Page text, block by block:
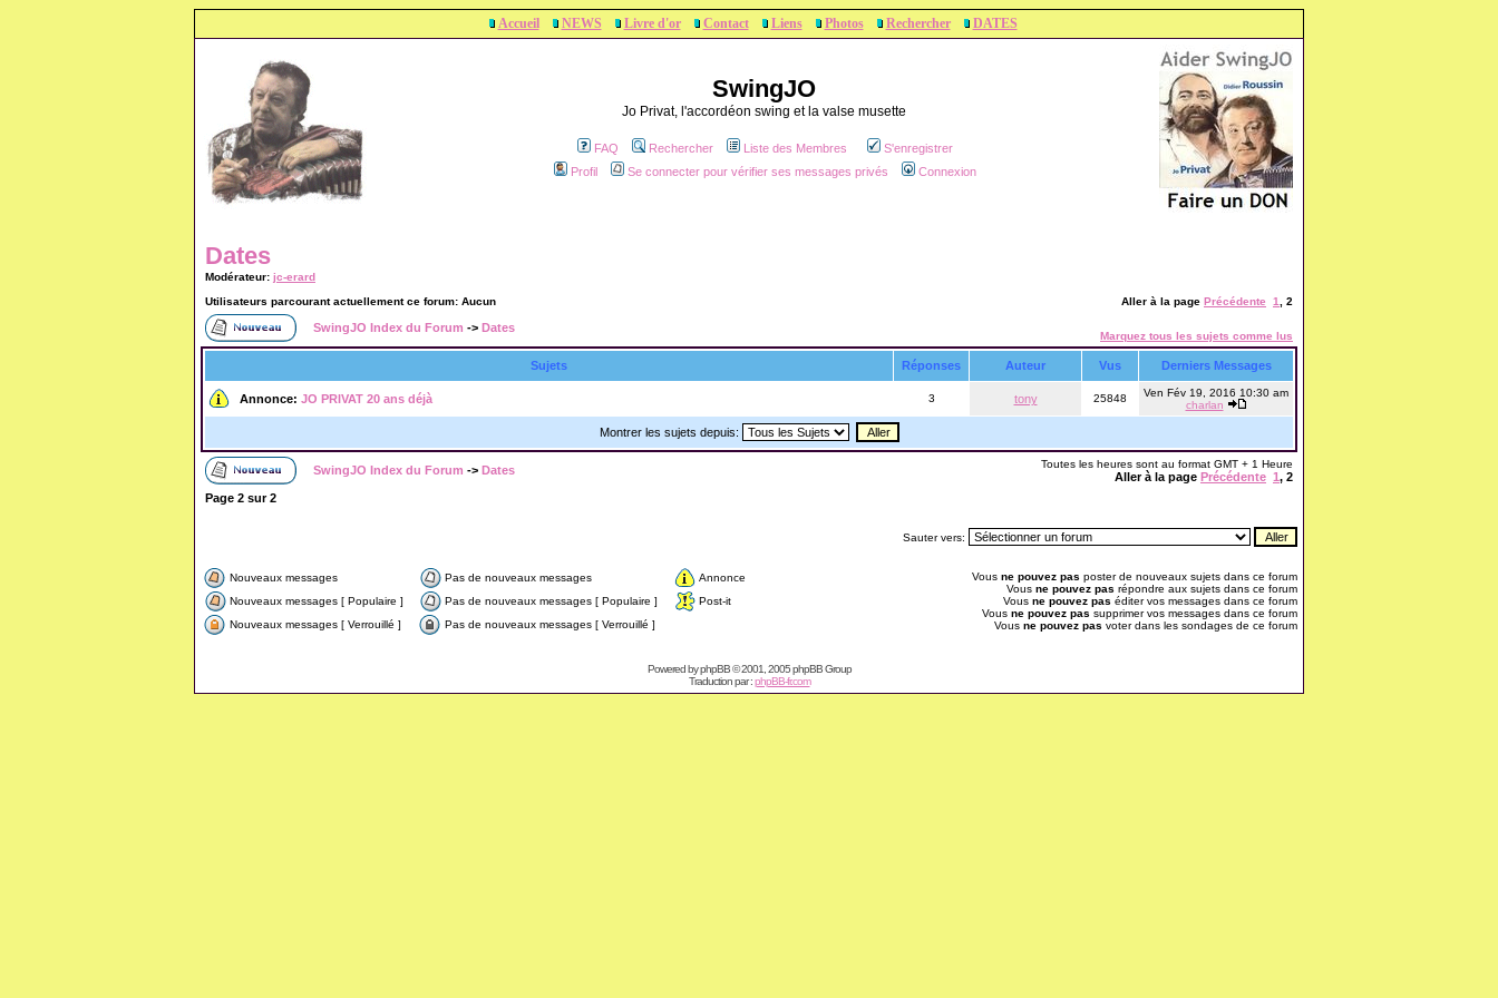
Accueil NEWS Livre d'or Contact Liens Photos Rechercher DATES
SwingJO
Jo Privat, l'accordéon swing et la valse musette
FAQ Rechercher Liste des Membres
S'enregistrer
Profil
Se connecter pour vérifier ses messages privés Connexion
Dates
Modérateur: jc-erard
Utilisateurs parcourant actuellement ce forum: Aucun
Aller à la page Précédente 1 2
SwingJO Index du Forum -> Dates
Marquez tous les sujets comme lus
Sujets Réponses Auteur Vus Derniers Messages
Annonce: JO PRIVAT 20 ans déjà 3 tony 25848
Ven Fév 19, 2016 10:30 am
charlan
Montrer les sujets depuis:
SwingJO Index du Forum -> Dates Toutes les heures sont au format GMT + 1 Heure
Aller à la page Précédente 1, 2
Page 2 sur2
Sauter vers:
Nouveaux messages Pas de nouveaux messages
Annonce
Nouveaux messages [ Populaire ]
Pas de nouveaux messages [ Populaire ]
Post-it
Nouveaux messages [ Verrouillé ]
Pas de nouveaux messages [ Verrouillé ]
Vous ne pouvez pas poster de nouveaux sujets dans ce forum
Vous ne pouvez pas répondre aux sujets dans ce forum
Vous ne pouvez pas éditer vos messages dans ce forum
Vous ne pouvez pas supprimer vos messages dans ce forum
Vous ne pouvez pas voter dans les sondages de ce forum
Powered byphpBB© 2001, 2005 phpBB Group
Traduction par :phpBB-fr.com